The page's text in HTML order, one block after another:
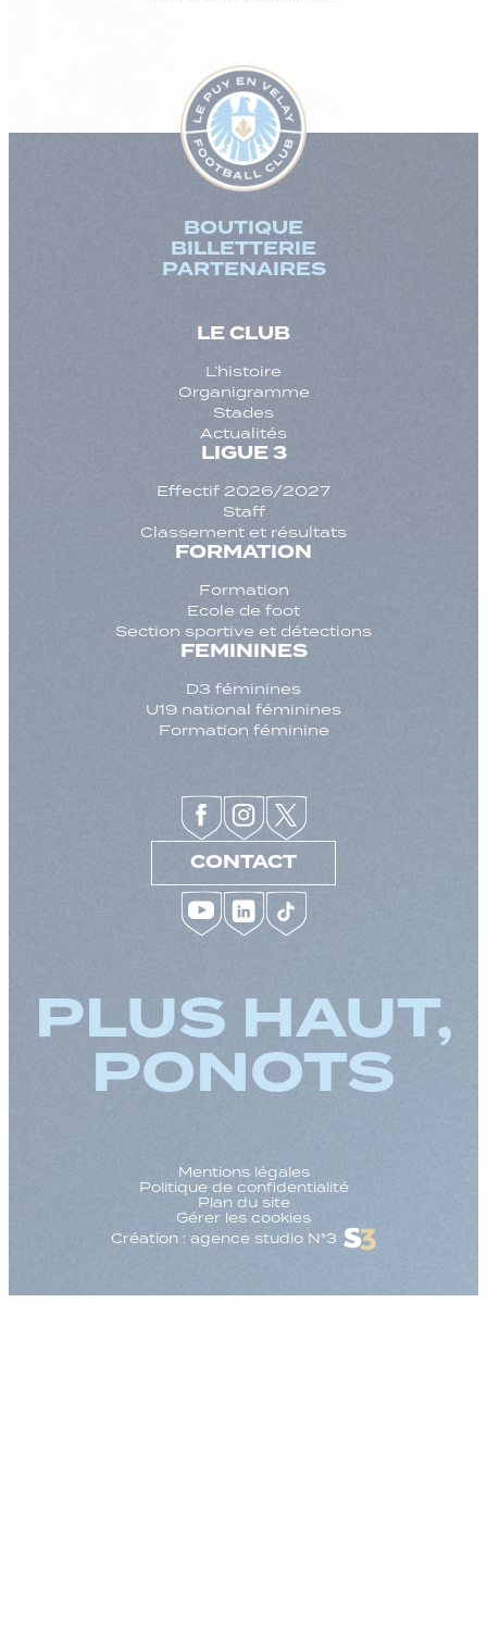
BOUTIQUE
BILLETTERIE
PARTENAIRES
LE CLUB
L’histoire
Organigramme
Stades
Actualités
LIGUE 3
Effectif 2026/2027
Staff
Classement et résultats
FORMATION
Formation
Ecole de foot
Section sportive et détections
FEMININES
D3 féminines
U19 national féminines
Formation féminine
CONTACT
PLUS HAUT,
PONOTS
Mentions légales
Politique de confidentialité
Plan du site
Gérer les cookies
Création : agence studio N°3